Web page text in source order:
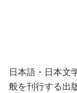
日本語・日本文
般を刊行する出